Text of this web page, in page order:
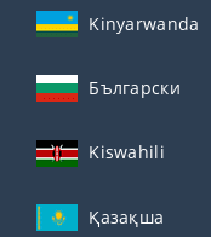
Kinyarwanda
Български
Kiswahili
Қазақша